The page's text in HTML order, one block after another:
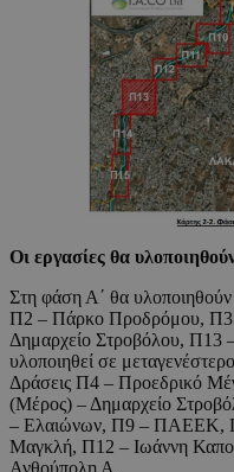
Οι εργασίες θα
Στη φάση Α΄ θα
Π2 – Πάρκο Προδρόμου, Π3
Δημαρχείο Στροβόλου,
υλοποιηθεί σε
Δράσεις Π4 – Προεδρικό
(Μέρος) – Δημαρχείο
– Ελαιώνων, Π9 – ΠΑΕΕΚ,
Μαγκλή, Π12 – Ιωάννη
Ανθούπολη Α.